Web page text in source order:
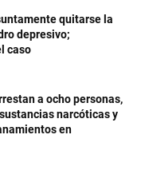
quitarse la
depresivo;
caso
a ocho personas,
narcóticas y
en